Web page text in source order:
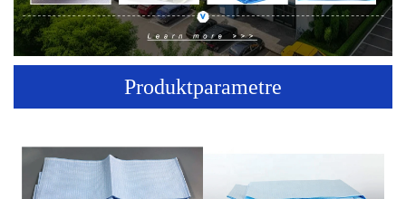
Produktparametre